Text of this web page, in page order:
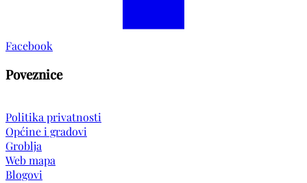
Facebook
Poveznice
Politika privatnosti
Općine i gradovi
Groblja
Web mapa
Blogovi